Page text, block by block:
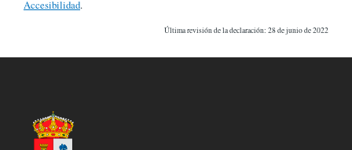
Accesibilidad.
Última revisión de la declaración: 28 de junio de 2022